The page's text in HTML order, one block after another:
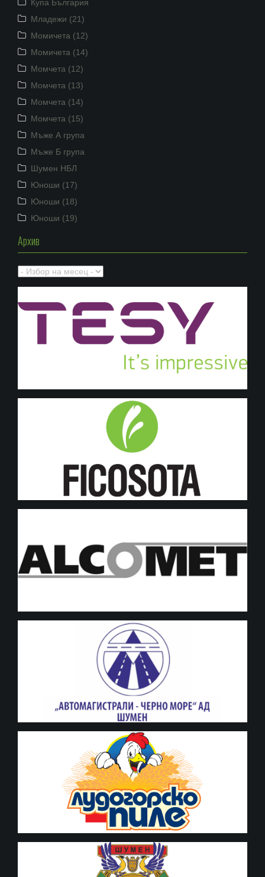
Купа България
Младежи (21)
Момичета (12)
Момичета (14)
Момчета (12)
Момчета (13)
Момчета (14)
Момчета (15)
Мъже А група
Мъже Б група
Шумен НБЛ
Юноши (17)
Юноши (18)
Юноши (19)
Архив
Архив